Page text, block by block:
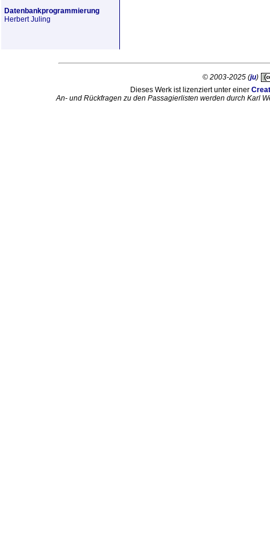
Datenbankprogrammierung
Herbert Juling
© 2003-2025 (ju)
Dieses Werk ist lizenziert unter einer
An- und Rückfragen zu den Passagierlisten werden durch Karl